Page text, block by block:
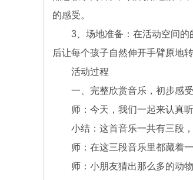
的感受。
3、场地准备：在活动空间的
后让每个孩子自然伸开手臂原地
活动过程
一、完整欣赏音乐，初步感受
师：今天，我们一起来认真听
小结：这首音乐一共有三段，
师：在这三段音乐里都藏着一
师：小朋友猜出那么多的动物